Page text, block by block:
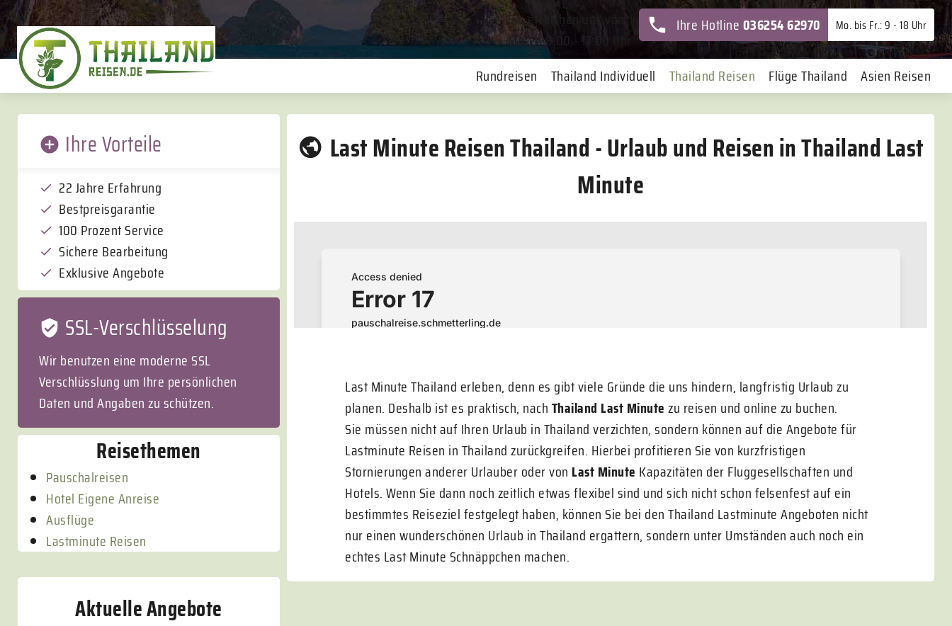
Sie erreichen uns von
Mo-Fr. 9:00 - 17:00 Uhr
Ihre Hotline036254 62970 Mo. bis Fr.: 9 - 18 Uhr
Rundreisen Thailand Individuell Thailand Reisen Flüge Thailand Asien Reisen
Ihre Vorteile
22 Jahre Erfahrung
Bestpreisgarantie
100 Prozent Service
Sichere Bearbeitung
Exklusive Angebote
SSL-Verschlüsselung
Wir benutzen eine moderne SSL
Verschlüsslung um Ihre persönlichen
Daten und Angaben zu schützen.
Reisethemen
Pauschalreisen
Hotel Eigene Anreise
Ausflüge
Lastminute Reisen
Aktuelle Angebote
Last Minute Reisen Thailand - Urlaub und Reisen in Thailand Last
Minute
Last Minute Thailand erleben, denn es gibt viele Gründe die uns hindern, langfristig Urlaub zu
planen. Deshalb ist es praktisch, nachThailand Last Minutezu reisen und online zu buchen.
Sie müssen nicht auf Ihren Urlaub in Thailand verzichten, sondern können auf die Angebote für
Lastminute Reisen in Thailand zurückgreifen. Hierbei profitieren Sie von kurzfristigen
Stornierungen anderer Urlauber oder von Last Minute Kapazitäten der Fluggesellschaften und
Hotels. Wenn Sie dann noch zeitlich etwas flexibel sind und sich nicht schon felsenfest auf ein
bestimmtes Reiseziel festgelegt haben, können Sie bei den Thailand Lastminute Angeboten nicht
nur einen wunderschönen Urlaub in Thailand ergattern, sondern unter Umständen auch noch ein
echtes Last Minute Schnäppchen machen.